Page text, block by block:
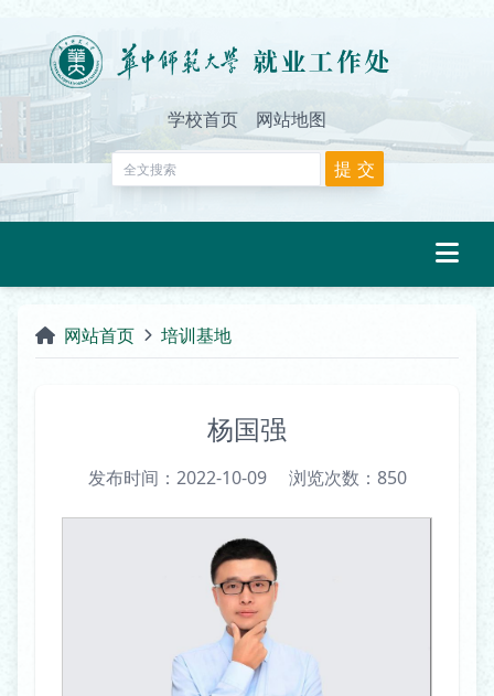
学校首页 网站地图
网站首页 培训基地
杨国强
发布时间：2022-10-09 浏览次数： 850